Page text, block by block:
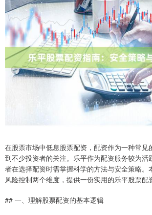
在股票市场中低息股票配资，配资作为一种常见
到不少投资者的关注。乐平作为配资服务较为活
者在选择配资时需掌握科学的方法与安全策略。
风险控制两个维度，提供一份实用的乐平股票配
## 一、理解股票配资的基本逻辑